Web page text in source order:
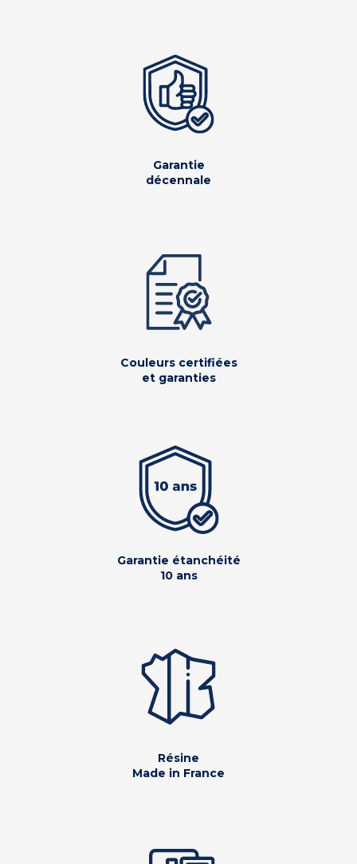
Garantie
décennale
Couleurs certifiées
et garanties
Garantie étanchéité
10 ans
Résine
Made in France